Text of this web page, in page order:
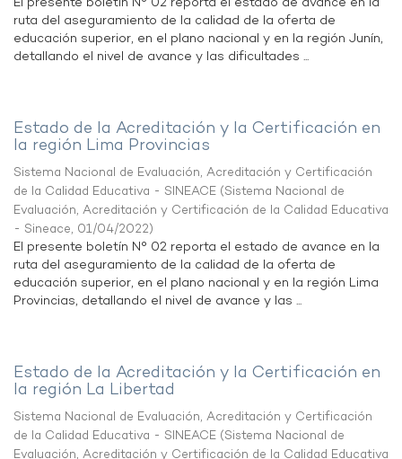
ruta del aseguramiento de la calidad de la oferta de
educación superior, en el plano nacional y en la región Junín,
detallando el nivel de avance y las dificultades ...
Estado de la Acreditación y la Certificación en
la región Lima Provincias
Sistema Nacional de Evaluación, Acreditación y Certificación
de la Calidad Educativa - SINEACE (Sistema Nacional de
Evaluación, Acreditación y Certificación de la Calidad Educativa
- Sineace, 01/04/2022)
El presente boletín N° 02 reporta el estado de avance en la
ruta del aseguramiento de la calidad de la oferta de
educación superior, en el plano nacional y en la región Lima
Provincias, detallando el nivel de avance y las ...
Estado de la Acreditación y la Certificación en
la región La Libertad
Sistema Nacional de Evaluación, Acreditación y Certificación
de la Calidad Educativa - SINEACE (Sistema Nacional de
Evaluación, Acreditación y Certificación de la Calidad Educativa